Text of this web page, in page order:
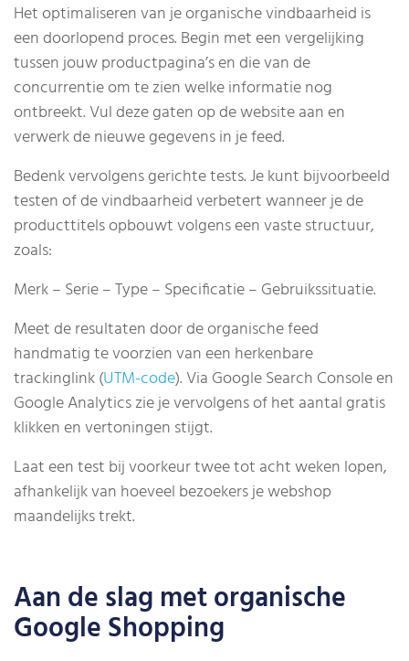
Het optimaliseren van je organische vindbaarheid is
een doorlopend proces. Begin met een vergelijking
tussen jouw productpagina’s en die van de
concurrentie om te zien welke informatie nog
ontbreekt. Vul deze gaten op de website aan en
verwerk de nieuwe gegevens in je feed.
Bedenk vervolgens gerichte tests. Je kunt bijvoorbeeld
testen of de vindbaarheid verbetert wanneer je de
producttitels opbouwt volgens een vaste structuur,
zoals:
Merk – Serie – Type – Specificatie – Gebruikssituatie.
Meet de resultaten door de organische feed
handmatig te voorzien van een herkenbare
trackinglink (UTM-code). Via Google Search Console en
Google Analytics zie je vervolgens of het aantal gratis
klikken en vertoningen stijgt.
Laat een test bij voorkeur twee tot acht weken lopen,
afhankelijk van hoeveel bezoekers je webshop
maandelijks trekt.
Aan de slag met organische
Google Shopping